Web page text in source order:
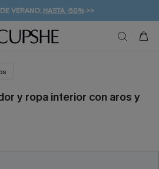
VERANO:-10% EN 2 VESTIDOS
& GANAR -10% EXTRA!
A PARTIR DE 49 € >>
y ropa interior con aros y